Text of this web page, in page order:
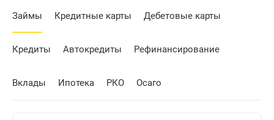
Займы Кредитные карты Дебетовые карты
Кредиты Автокредиты Рефинансирование
Вклады Ипотека РКО Осаго